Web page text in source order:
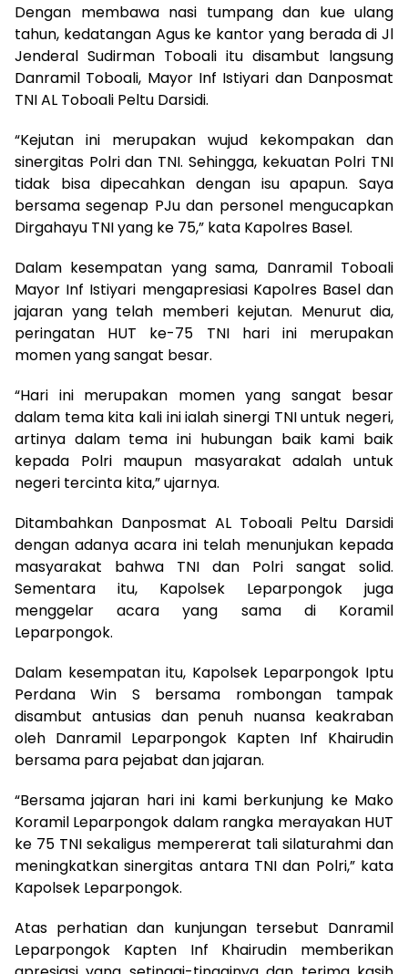
Dengan membawa nasi tumpang dan kue ulang
tahun, kedatangan Agus ke kantor yang berada di Jl
Jenderal Sudirman Toboali itu disambut langsung
Danramil Toboali, Mayor Inf Istiyari dan Danposmat
TNI AL Toboali Peltu Darsidi.
“Kejutan ini merupakan wujud kekompakan dan
sinergitas Polri dan TNI. Sehingga, kekuatan Polri TNI
tidak bisa dipecahkan dengan isu apapun. Saya
bersama segenap PJu dan personel mengucapkan
Dirgahayu TNI yang ke 75,” kata Kapolres Basel.
Dalam kesempatan yang sama, Danramil Toboali
Mayor Inf Istiyari mengapresiasi Kapolres Basel dan
jajaran yang telah memberi kejutan. Menurut dia,
peringatan HUT ke-75 TNI hari ini merupakan
momen yang sangat besar.
“Hari ini merupakan momen yang sangat besar
dalam tema kita kali ini ialah sinergi TNI untuk negeri,
artinya dalam tema ini hubungan baik kami baik
kepada Polri maupun masyarakat adalah untuk
negeri tercinta kita,” ujarnya.
Ditambahkan Danposmat AL Toboali Peltu Darsidi
dengan adanya acara ini telah menunjukan kepada
masyarakat bahwa TNI dan Polri sangat solid.
Sementara itu, Kapolsek Leparpongok juga
menggelar acara yang sama di Koramil
Leparpongok.
Dalam kesempatan itu, Kapolsek Leparpongok Iptu
Perdana Win S bersama rombongan tampak
disambut antusias dan penuh nuansa keakraban
oleh Danramil Leparpongok Kapten Inf Khairudin
bersama para pejabat dan jajaran.
“Bersama jajaran hari ini kami berkunjung ke Mako
Koramil Leparpongok dalam rangka merayakan HUT
ke 75 TNI sekaligus mempererat tali silaturahmi dan
meningkatkan sinergitas antara TNI dan Polri,” kata
Kapolsek Leparpongok.
Atas perhatian dan kunjungan tersebut Danramil
Leparpongok Kapten Inf Khairudin memberikan